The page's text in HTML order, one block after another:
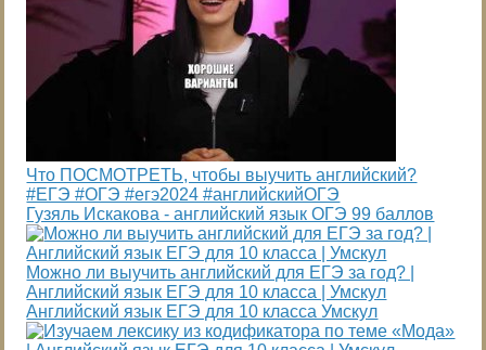
Что ПОСМОТРЕТЬ, чтобы выучить английский?
#ЕГЭ #ОГЭ #егэ2024 #английскийОГЭ
Гузяль Искакова - английский язык ОГЭ 99 баллов
Можно ли выучить английский для ЕГЭ за год? |
Английский язык ЕГЭ для 10 класса | Умскул
Английский язык ЕГЭ для 10 класса Умскул